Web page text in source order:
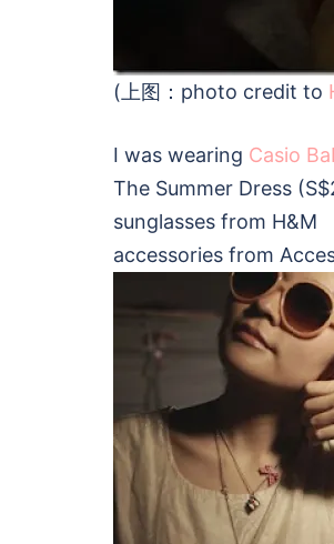
(上图：photo credit to
I was wearing Casio
The Summer Dress
sunglasses from H&M
accessories from